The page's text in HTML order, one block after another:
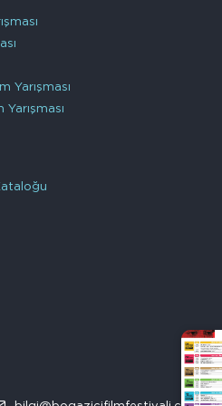
Yarışması
Yarışması